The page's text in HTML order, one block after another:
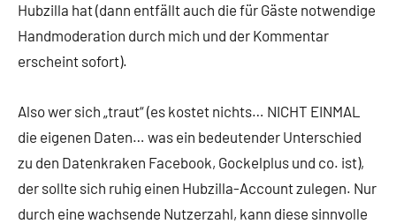
Hubzilla hat (dann entfällt auch die für Gäste notwendige
Handmoderation durch mich und der Kommentar
erscheint sofort).
Also wer sich „traut“ (es kostet nichts… NICHT EINMAL
die eigenen Daten… was ein bedeutender Unterschied
zu den Datenkraken Facebook, Gockelplus und co. ist),
der sollte sich ruhig einen Hubzilla-Account zulegen. Nur
durch eine wachsende Nutzerzahl, kann diese sinnvolle